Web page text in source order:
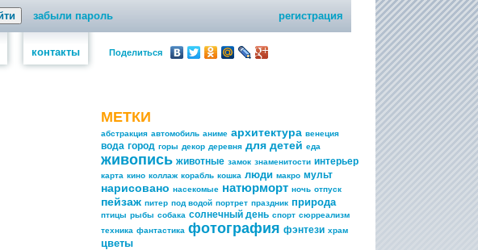
забыли пароль регистрация
контакты Поделиться
МЕТКИ
абстракция автомобиль аниме архитектура венеция
вода город горы декор деревня для детей еда
живопись животные замок знаменитости интерьер
карта кино коллаж корабль кошка люди макро мульт
нарисовано насекомые натюрморт ночь отпуск
пейзаж питер под водой портрет праздник природа
птицы рыбы собака солнечный день спорт сюрреализм
техника фантастика фотография фэнтези храм
цветы